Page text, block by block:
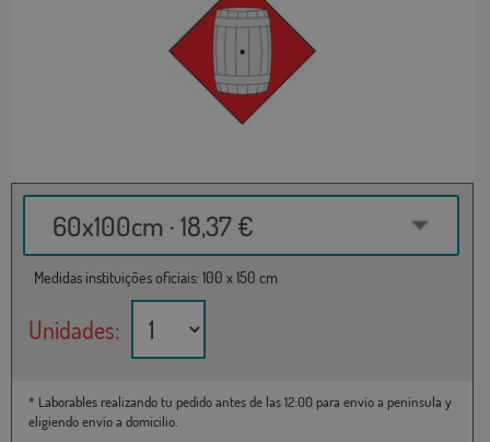
60x100cm · 18,37 €
Medidas instituições oficiais: 100 x 150 cm
Unidades:
* Laborables realizando tu pedido antes de las 12:00 para envío a península y
eligiendo envío a domicilio.